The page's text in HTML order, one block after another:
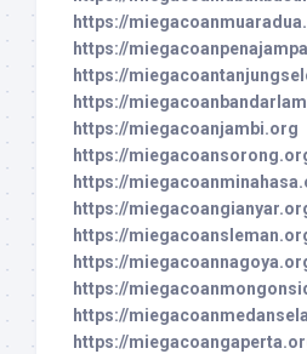
https://
https://
https://
https://
https://miegacoanjambi.org
https://
https://
https://
https://
https://
https://
https://
https://